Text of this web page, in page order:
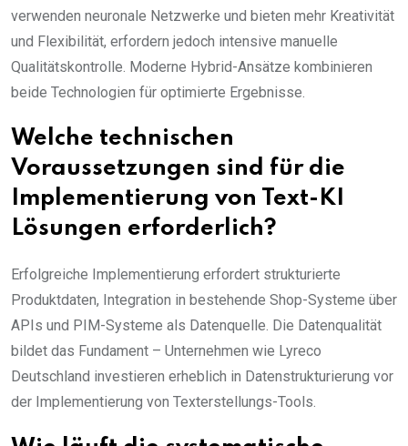
verwenden neuronale Netzwerke und bieten mehr Kreativität
und Flexibilität, erfordern jedoch intensive manuelle
Qualitätskontrolle. Moderne Hybrid-Ansätze kombinieren
beide Technologien für optimierte Ergebnisse.
Welche technischen
Voraussetzungen sind für die
Implementierung von Text-KI
Lösungen erforderlich?
Erfolgreiche Implementierung erfordert strukturierte
Produktdaten, Integration in bestehende Shop-Systeme über
APIs und PIM-Systeme als Datenquelle. Die Datenqualität
bildet das Fundament – Unternehmen wie Lyreco
Deutschland investieren erheblich in Datenstrukturierung vor
der Implementierung von Texterstellungs-Tools.